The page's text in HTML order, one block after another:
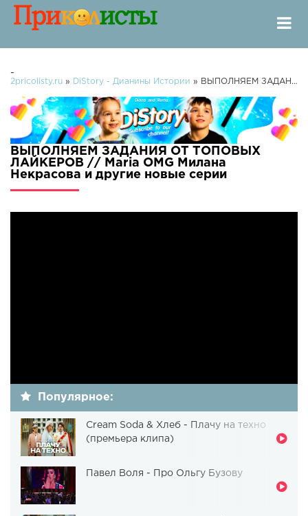
-
2pricolisty.ru » DiStory - Дианины Истории » ВЫПОЛНЯЕМ ЗАДАНИЯ ОТ ТОПОВЫХ ЛАЙКЕРОВ // Maria OMG Милана Некрасова и другие
ВЫПОЛНЯЕМ ЗАДАНИЯ ОТ ТОПОВЫХ
ЛАЙКЕРОВ // Maria OMG Милана
Некрасова и другие новые серии
Популярное:
Cream Soda & Хлеб - Плачу на техно
(премьера клипа)
Павел Воля - Про Ольгу Бузову